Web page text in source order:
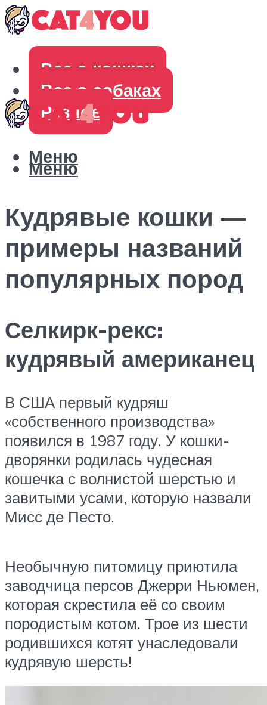
Все о кошках
Все о собаках
Разное
Меню
Меню
Кудрявые кошки —
примеры названий
популярных пород
Селкирк-рекс:
кудрявый американец
В США первый кудряш
«собственного производства»
появился в 1987 году. У кошки-
дворянки родилась чудесная
кошечка с волнистой шерстью и
завитыми усами, которую назвали
Мисс де Песто.
Необычную питомицу приютила
заводчица персов Джерри Ньюмен,
которая скрестила её со своим
породистым котом. Трое из шести
родившихся котят унаследовали
кудрявую шерсть!